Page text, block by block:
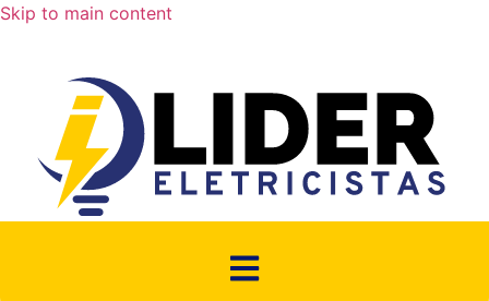
Skip to main content